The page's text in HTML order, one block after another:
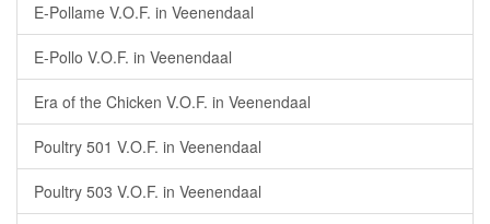
E-Pollame V.O.F. in Veenendaal
E-Pollo V.O.F. in Veenendaal
Era of the Chicken V.O.F. in Veenendaal
Poultry 501 V.O.F. in Veenendaal
Poultry 503 V.O.F. in Veenendaal